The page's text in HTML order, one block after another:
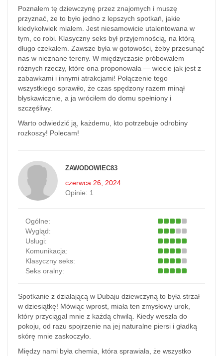
Poznałem tę dziewczynę przez znajomych i muszę
przyznać, że to było jedno z lepszych spotkań, jakie
kiedykolwiek miałem. Jest niesamowicie utalentowana w
tym, co robi. Klasyczny seks był przyjemnością, na którą
długo czekałem. Zawsze była w gotowości, żeby przesunąć
nas w nieznane tereny. W międzyczasie próbowałem
różnych rzeczy, które ona proponowała — wiecie jak jest z
zabawkami i innymi atrakcjami! Połączenie tego
wszystkiego sprawiło, że czas spędzony razem minął
błyskawicznie, a ja wróciłem do domu spełniony i
szczęśliwy.
Warto odwiedzić ją, każdemu, kto potrzebuje odrobiny
rozkoszy! Polecam!
ZAWODOWIEC83
czerwca 26, 2024
Opinie: 1
Ogólne:
Wygląd:
Usługi:
Komunikacja:
Klasyczny seks:
Seks oralny:
Spotkanie z działającą w Dubaju dziewczyną to była strzał
w dziesiątkę! Mówiąc wprost, miała ten zmysłowy urok,
który przyciągał mnie z każdą chwilą. Kiedy weszła do
pokoju, od razu spojrzenie na jej naturalne piersi i gładką
skórę mnie zaskoczyło.
Między nami była chemia, która sprawiała, że wszystko